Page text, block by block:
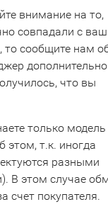
внимание на то,
совпадали с
то сообщите нам
дополнительно
что вы
только модель
этом, т.к. иногда
разными
В этом случае
счет покупателя.